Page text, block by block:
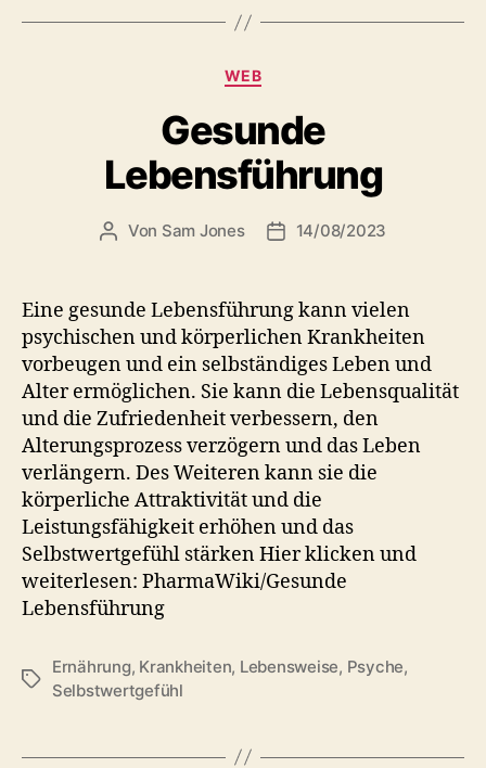
Kategorien
WEB
Gesunde
Lebensführung
Beitragsautor
Von Sam Jones Veröffentlichungsdatum
14/08/2023
Eine gesunde Lebensführung kann vielen
psychischen und körperlichen Krankheiten
vorbeugen und ein selbständiges Leben und
Alter ermöglichen. Sie kann die Lebensqualität
und die Zufriedenheit verbessern, den
Alterungsprozess verzögern und das Leben
verlängern. Des Weiteren kann sie die
körperliche Attraktivität und die
Leistungsfähigkeit erhöhen und das
Selbstwertgefühl stärken Hier klicken und
weiterlesen: PharmaWiki/Gesunde
Lebensführung
Schlagwörter
Ernährung, Krankheiten, Lebensweise, Psyche,
Selbstwertgefühl